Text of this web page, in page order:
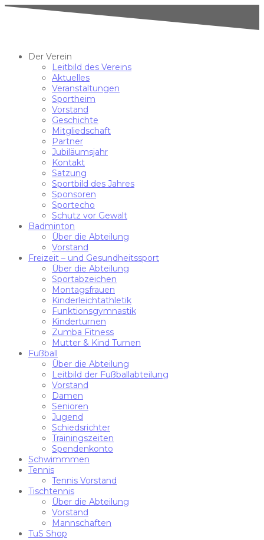
Der Verein
Leitbild des Vereins
Aktuelles
Veranstaltungen
Sportheim
Vorstand
Geschichte
Mitgliedschaft
Partner
Jubiläumsjahr
Kontakt
Satzung
Sportbild des Jahres
Sponsoren
Sportecho
Schutz vor Gewalt
Badminton
Über die Abteilung
Vorstand
Freizeit – und Gesundheitssport
Über die Abteilung
Sportabzeichen
Montagsfrauen
Kinderleichtathletik
Funktionsgymnastik
Kinderturnen
Zumba Fitness
Mutter & Kind Turnen
Fußball
Über die Abteilung
Leitbild der Fußballabteilung
Vorstand
Damen
Senioren
Jugend
Schiedsrichter
Trainingszeiten
Spendenkonto
Schwimmmen
Tennis
Tennis Vorstand
Tischtennis
Über die Abteilung
Vorstand
Mannschaften
TuS Shop